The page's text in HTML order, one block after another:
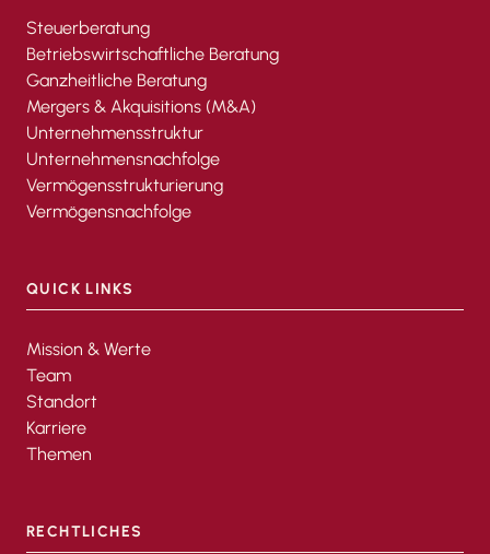
Steuerberatung
Betriebswirtschaftliche Beratung
Ganzheitliche Beratung
Mergers & Akquisitions (M&A)
Unternehmensstruktur
Unternehmensnachfolge
Vermögensstrukturierung
Vermögensnachfolge
QUICK LINKS
Mission & Werte
Team
Standort
Karriere
Themen
RECHTLICHES